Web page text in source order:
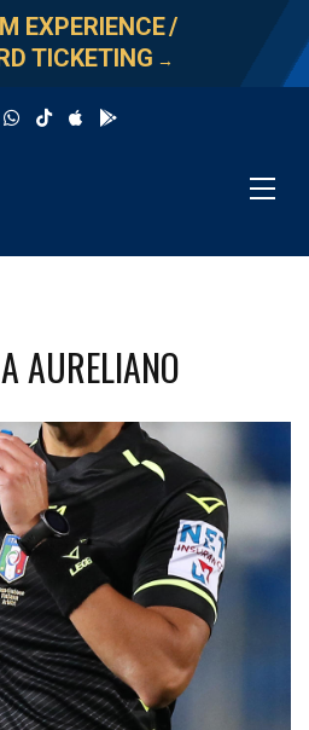
EXPERIENCE/
TICKETING →
AURELIANO